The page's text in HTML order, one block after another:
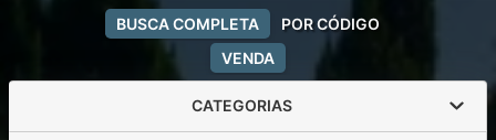
VENDA
BUSCA COMPLETA POR CÓDIGO
CATEGORIAS